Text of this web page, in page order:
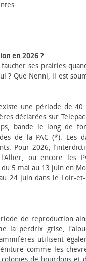
en 2026 ?
ses prairies
? Que Nenni, il est
une période de 40
déclarées sur
bande le long de
de la PAC (*). Les
Pour 2026,
ou encore les
5 mai au 13 juin en
24 juin dans le Loir-et-
de reproduction
la perdrix grise,
utilisent
comme les